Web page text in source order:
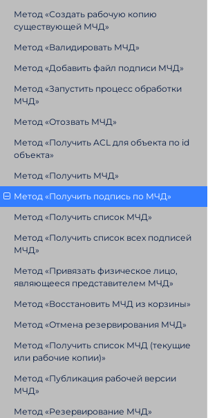
Метод «Создать рабочую копию
существующей МЧД»
Метод «Валидировать МЧД»
Метод «Добавить файл подписи МЧД»
Метод «Запустить процесс обработки
МЧД»
Метод «Отозвать МЧД»
Метод «Получить ACL для объекта по id
объекта»
Метод «Получить МЧД»
Метод «Получить подпись по МЧД»
Метод «Получить список МЧД»
Метод «Получить список всех подписей
МЧД»
Метод «Привязать физическое лицо,
являющееся представителем МЧД»
Метод «Восстановить МЧД из корзины»
Метод «Отмена резервирования МЧД»
Метод «Получить список МЧД (текущие
или рабочие копии)»
Метод «Публикация рабочей версии
МЧД»
Метод «Резервирование МЧД»